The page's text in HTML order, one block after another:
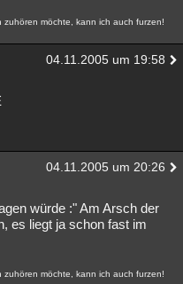
möchte, kann ich auch furzen!
04.11.2005 um 19:58
04.11.2005 um 20:26
würde :" Am Arsch der
es liegt ja schon fast im
möchte, kann ich auch furzen!